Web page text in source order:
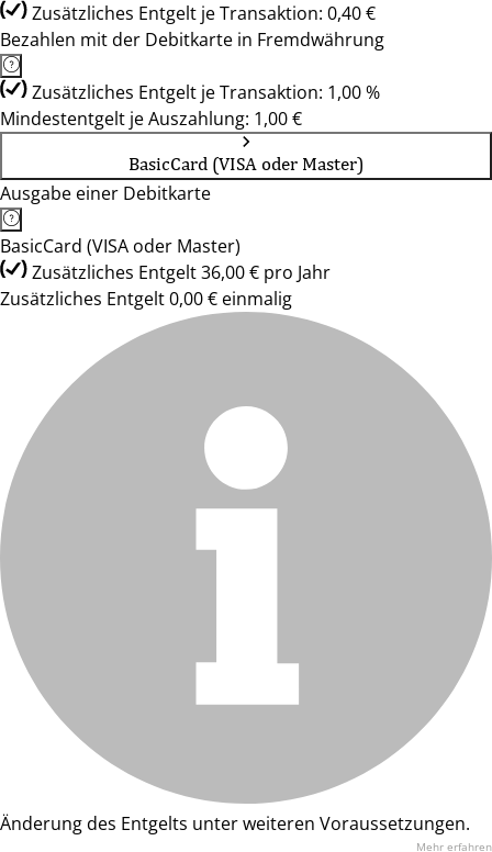
Zusätzliches Entgelt je Transaktion: 0,40 €
Bezahlen mit der Debitkarte in Fremdwährung
Zusätzliches Entgelt je Transaktion: 1,00 %
Mindestentgelt je Auszahlung: 1,00 €
BasicCard (VISA oder Master)
Ausgabe einer Debitkarte
BasicCard (VISA oder Master)
Zusätzliches Entgelt 36,00 € pro Jahr
Zusätzliches Entgelt 0,00 € einmalig
Änderung des Entgelts unter weiteren Voraussetzungen.
Mehr erfahren